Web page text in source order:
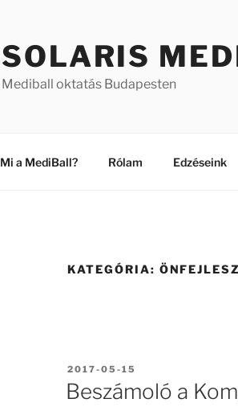
SOLARIS
Mediball oktatás Budapesten
Mi a MediBall? Rólam Edzéseink
KATEGÓRIA:
BEKÜLDVE:
2017-05-15
Beszámoló a